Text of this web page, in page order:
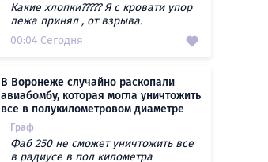
Какие хлопки????? Я с кровати упор
лежа принял , от взрыва.
00:04 Сегодня
В Воронеже случайно раскопали
авиабомбу, которая могла уничтожить
все в полукилометровом диаметре
Граф
Фаб 250 не сможет уничтожить все
в радиусе в пол километра